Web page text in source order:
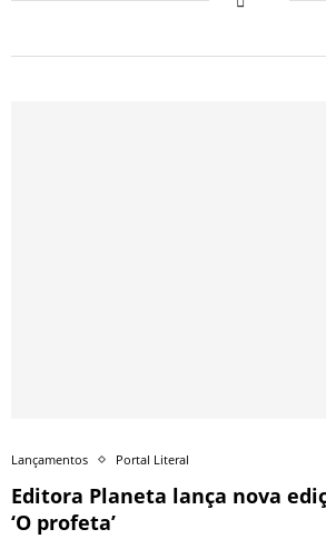
Lançamentos Portal Literal
Editora Planeta lança nova
‘O profeta’